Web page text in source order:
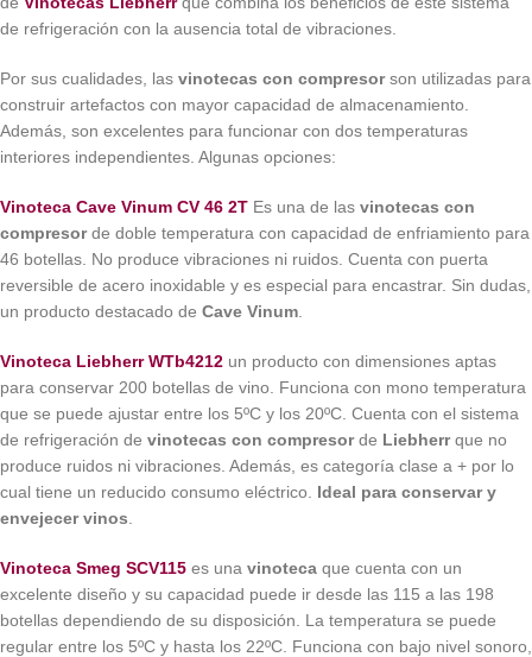
de refrigeración con la ausencia total de vibraciones.
Por sus cualidades, las vinotecas con compresorson utilizadas para
construir artefactos con mayor capacidad de almacenamiento.
Además, son excelentes para funcionar con dos temperaturas
interiores independientes. Algunas opciones:
Vinoteca Cave Vinum CV 46 2T Es una de las vinotecas con
compresorde doble temperatura con capacidad de enfriamiento para
46 botellas. No produce vibraciones ni ruidos. Cuenta con puerta
reversible de acero inoxidable y es especial para encastrar. Sin dudas,
un producto destacado de Cave Vinum
Vinoteca Liebherr WTb4212 un producto con dimensiones aptas
para conservar 200 botellas de vino. Funciona con mono temperatura
que se puede ajustar entre los 5ºC y los 20ºC. Cuenta con el sistema
de refrigeración de vinotecas con compresorde Liebherrque no
produce ruidos ni vibraciones. Además, es categoría clase a + por lo
cual tiene un reducido consumo eléctrico. Ideal para conservar y
envejecer vinos
Vinoteca Smeg SCV115 es una vinoteca que cuenta con un
excelente diseño y su capacidad puede ir desde las 115 a las 198
botellas dependiendo de su disposición. La temperatura se puede
regular entre los 5ºC y hasta los 22ºC. Funciona con bajo nivel sonoro,